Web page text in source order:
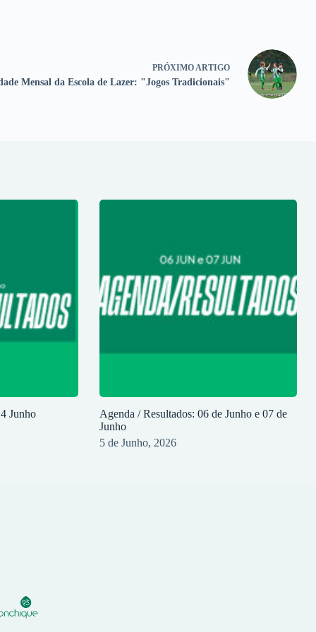
PRÓXIMO ARTIGO
Mensal da Escola de Lazer: "Jogos Tradicionais"
Junho
Agenda / Resultados: 06 de Junho e 07 de
Junho
5 de Junho, 2026